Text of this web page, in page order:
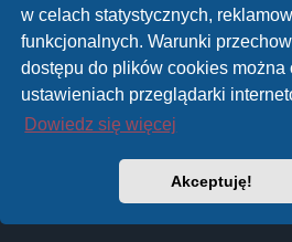
w celach statystycznych,
funkcjonalnych. Warunki
dostępu do plików cookies można
ustawieniach przeglądarki
Dowiedz się więcej
Akceptuję!